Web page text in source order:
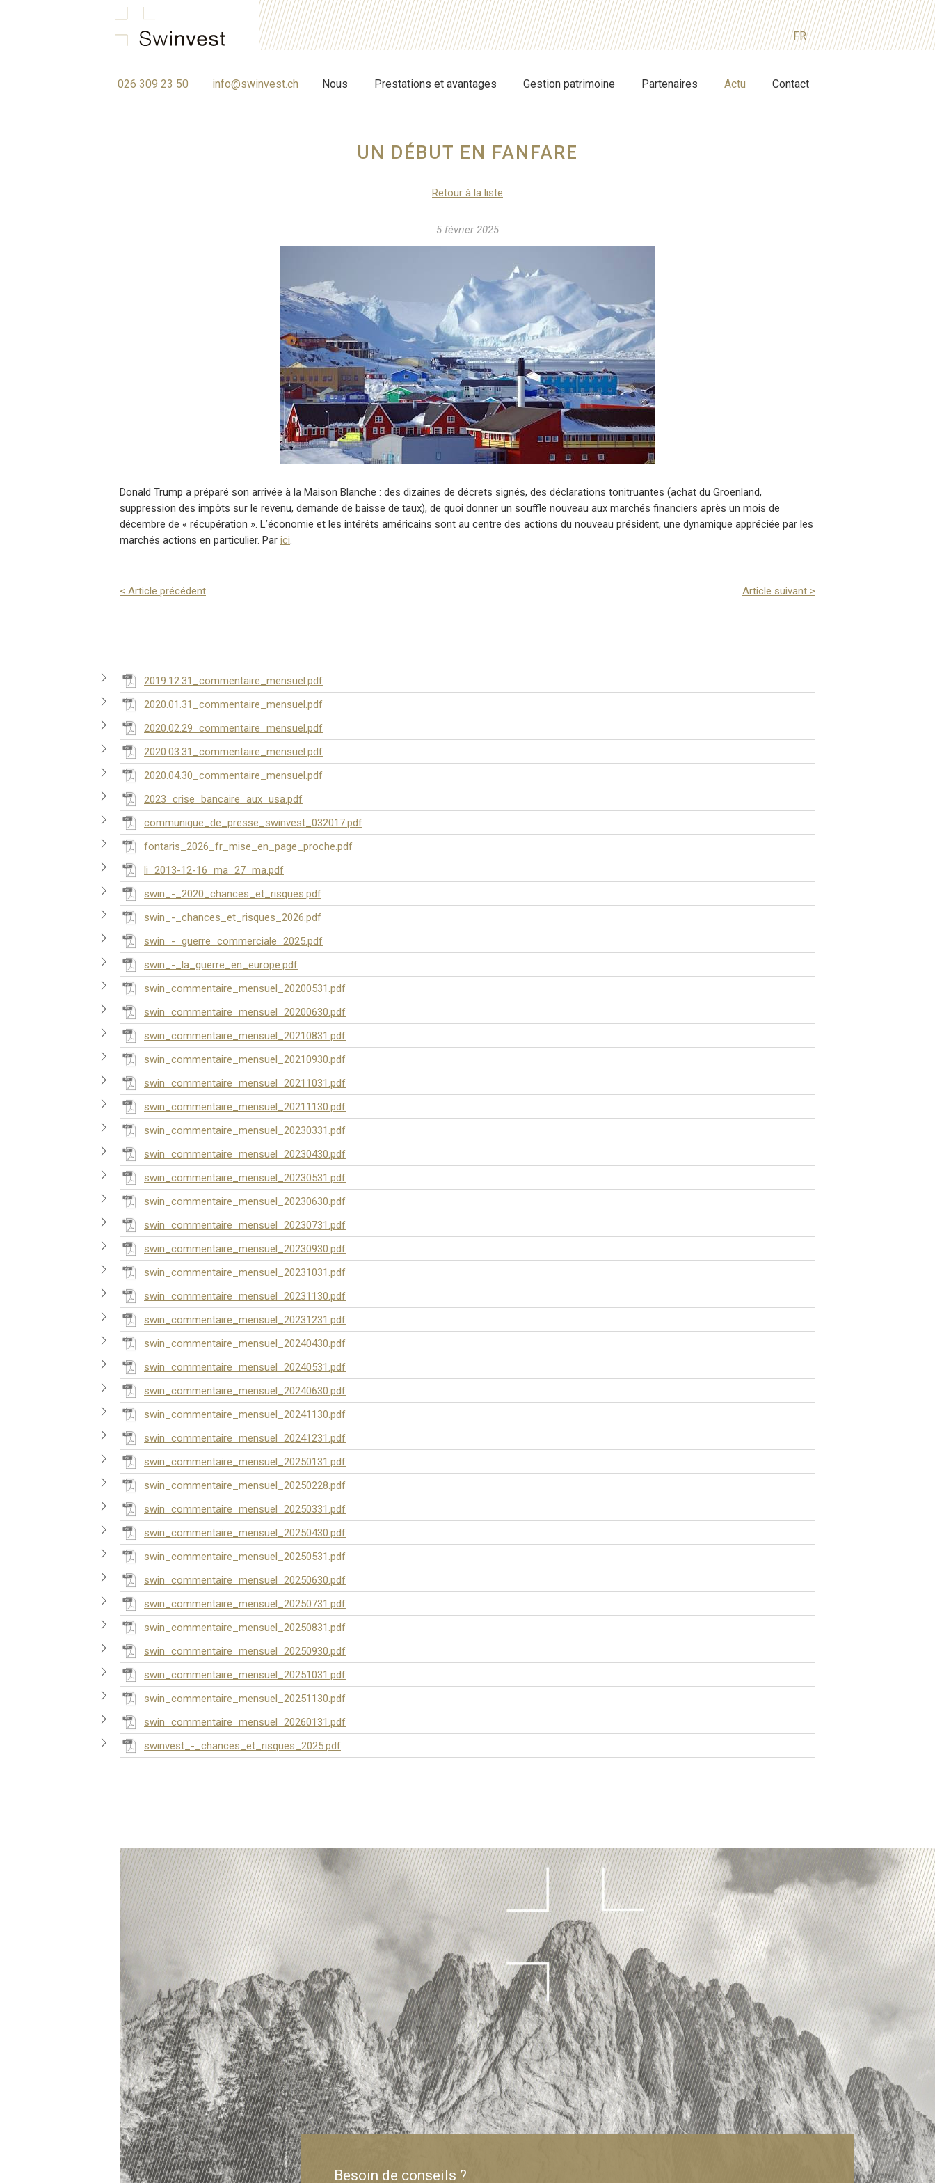
FR
026 309 23 50 info@swinvest.ch Nous Prestations et avantages Gestion patrimoine Partenaires Actu Contact
UN DÉBUT EN FANFARE
Retour à la liste
5 février 2025
Donald Trump a préparé son arrivée à la Maison Blanche : des dizaines de décrets signés, des déclarations tonitruantes (achat du Groenland,
suppression des impôts sur le revenu, demande de baisse de taux), de quoi donner un souffle nouveau aux marchés financiers après un mois de
décembre de « récupération ». L’économie et les intérêts américains sont au centre des actions du nouveau président, une dynamique appréciée par les
marchés actions en particulier. Par ici.
< Article précédent Article suivant >
2019.12.31_commentaire_mensuel.pdf
2020.01.31_commentaire_mensuel.pdf
2020.02.29_commentaire_mensuel.pdf
2020.03.31_commentaire_mensuel.pdf
2020.04.30_commentaire_mensuel.pdf
2023_crise_bancaire_aux_usa.pdf
communique_de_presse_swinvest_032017.pdf
fontaris_2026_fr_mise_en_page_proche.pdf
li_2013-12-16_ma_27_ma.pdf
swin_-_2020_chances_et_risques.pdf
swin_-_chances_et_risques_2026.pdf
swin_-_guerre_commerciale_2025.pdf
swin_-_la_guerre_en_europe.pdf
swin_commentaire_mensuel_20200531.pdf
swin_commentaire_mensuel_20200630.pdf
swin_commentaire_mensuel_20210831.pdf
swin_commentaire_mensuel_20210930.pdf
swin_commentaire_mensuel_20211031.pdf
swin_commentaire_mensuel_20211130.pdf
swin_commentaire_mensuel_20230331.pdf
swin_commentaire_mensuel_20230430.pdf
swin_commentaire_mensuel_20230531.pdf
swin_commentaire_mensuel_20230630.pdf
swin_commentaire_mensuel_20230731.pdf
swin_commentaire_mensuel_20230930.pdf
swin_commentaire_mensuel_20231031.pdf
swin_commentaire_mensuel_20231130.pdf
swin_commentaire_mensuel_20231231.pdf
swin_commentaire_mensuel_20240430.pdf
swin_commentaire_mensuel_20240531.pdf
swin_commentaire_mensuel_20240630.pdf
swin_commentaire_mensuel_20241130.pdf
swin_commentaire_mensuel_20241231.pdf
swin_commentaire_mensuel_20250131.pdf
swin_commentaire_mensuel_20250228.pdf
swin_commentaire_mensuel_20250331.pdf
swin_commentaire_mensuel_20250430.pdf
swin_commentaire_mensuel_20250531.pdf
swin_commentaire_mensuel_20250630.pdf
swin_commentaire_mensuel_20250731.pdf
swin_commentaire_mensuel_20250831.pdf
swin_commentaire_mensuel_20250930.pdf
swin_commentaire_mensuel_20251031.pdf
swin_commentaire_mensuel_20251130.pdf
swin_commentaire_mensuel_20260131.pdf
swinvest_-_chances_et_risques_2025.pdf
Besoin de conseils ?